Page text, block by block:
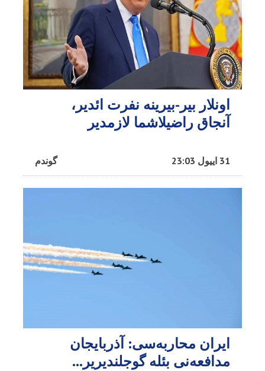
اونلار بیر-بیرینه نفرت ائدیر،
آنجاق راضیلاشما لازمدیر
گوندم 31 اییول 23:03
ایران محاربه‌سی: آذربایجان
مدافعه‌نی بئله گوجلندیریر...